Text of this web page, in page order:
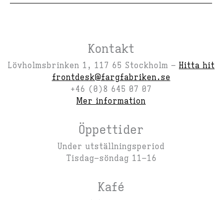
Kontakt
Lövholmsbrinken 1, 117 65 Stockholm – Hitta hit
frontdesk@fargfabriken.se
+46 (0)8 645 07 07
Mer information
Öppettider
Under utställningsperiod
Tisdag–söndag 11–16
Kafé